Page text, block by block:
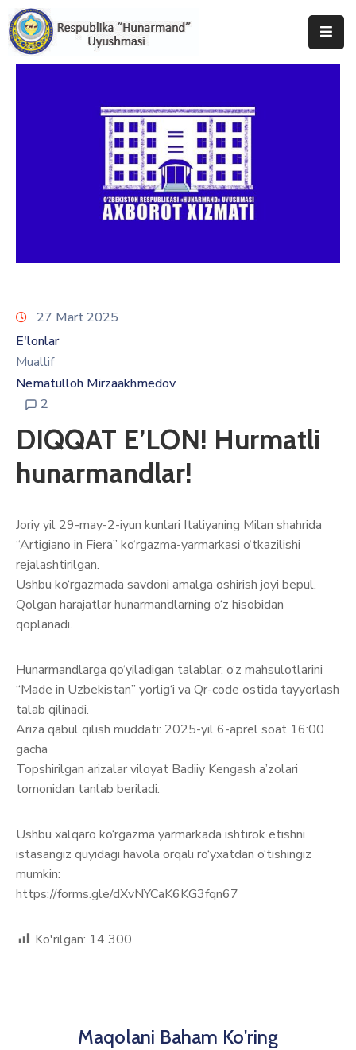
27 Mart 2025
E'lonlar
Muallif
Nematulloh Mirzaakhmedov
2
DIQQAT E’LON! Hurmatli
hunarmandlar!
Joriy yil 29-may-2-iyun kunlari Italiyaning Milan shahrida
“Artigiano in Fiera” ko‘rgazma-yarmarkasi o‘tkazilishi
rejalashtirilgan.
Ushbu ko‘rgazmada savdoni amalga oshirish joyi bepul.
Qolgan harajatlar hunarmandlarning o‘z hisobidan
qoplanadi.
Hunarmandlarga qo‘yiladigan talablar: o‘z mahsulotlarini
“Made in Uzbekistan” yorlig‘i va Qr-code ostida tayyorlash
talab qilinadi.
Ariza qabul qilish muddati: 2025-yil 6-aprel soat 16:00
gacha
Topshirilgan arizalar viloyat Badiiy Kengash a’zolari
tomonidan tanlab beriladi.
Ushbu xalqaro ko‘rgazma yarmarkada ishtirok etishni
istasangiz quyidagi havola orqali ro‘yxatdan o‘tishingiz
mumkin:
https://forms.gle/dXvNYCaK6KG3fqn67
Ko'rilgan: 14 300
Maqolani Baham Ko'ring